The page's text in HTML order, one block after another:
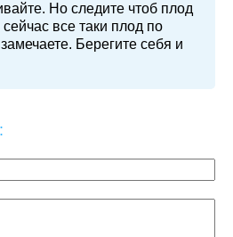
Но следите чтоб плод
все таки плод по
Берегите себя и